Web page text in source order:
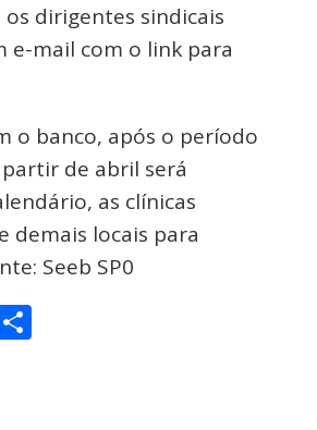
dirigentes sindicais
e-mail com o link para
o banco, após o período
de abril será
as clínicas
demais locais para
Seeb SP0